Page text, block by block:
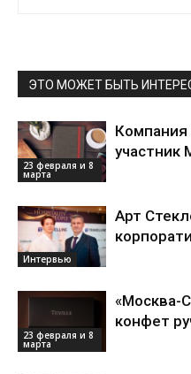
ЭТО МОЖЕТ БЫТЬ
23 февраля и 8
марта
Компания
участник
Интервью
Арт
23 февраля и 8
марта
«Москва-
конфет